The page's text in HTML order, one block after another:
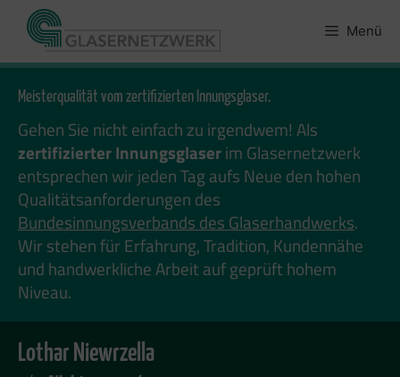
Zum
Inhalt
springen
Menü
Meisterqualität vom zertifizierten Innungsglaser.
Gehen Sie nicht einfach zu irgendwem! Als
zertifizierter Innungsglaserim Glasernetzwerk
entsprechen wir jeden Tag aufs Neue den hohen
Qualitätsanforderungen des
Bundesinnungsverbands des Glaserhandwerks.
Wir stehen für Erfahrung, Tradition, Kundennähe
und handwerkliche Arbeit auf geprüft hohem
Niveau.
Lothar Niewrzella